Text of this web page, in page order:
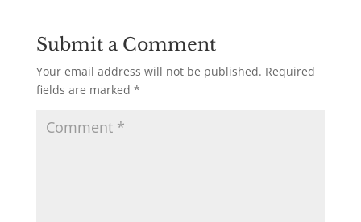
Submit a Comment
Your email address will not be published. Required
fields are marked *